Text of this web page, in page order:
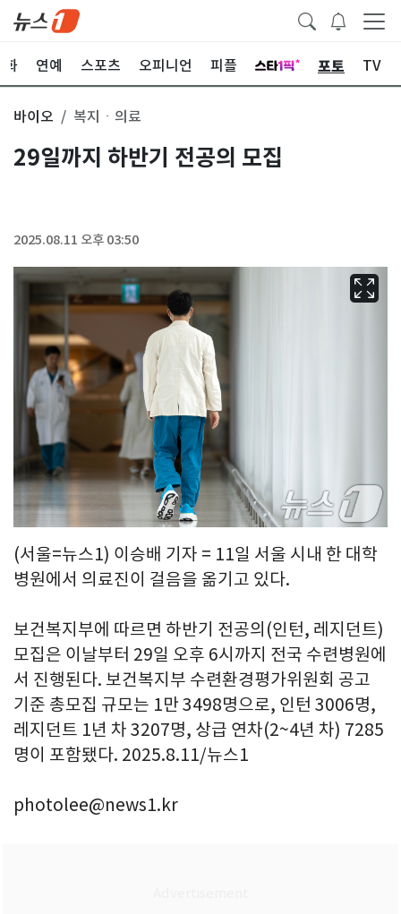
화 연예 스포츠 오피니언 피플 포토 TV
바이오 복지ㆍ의료
29일까지 하반기 전공의 모집
2025.08.11 오후 03:50
(서울=뉴스1) 이승배 기자 = 11일 서울 시내 한 대학
병원에서 의료진이 걸음을 옮기고 있다.
보건복지부에 따르면 하반기 전공의(인턴, 레지던트)
모집은 이날부터 29일 오후 6시까지 전국 수련병원에
서 진행된다. 보건복지부 수련환경평가위원회 공고
기준 총모집 규모는 1만 3498명으로, 인턴 3006명,
레지던트 1년 차 3207명, 상급 연차(2~4년 차) 7285
명이 포함됐다. 2025.8.11/뉴스1
photolee@news1.kr